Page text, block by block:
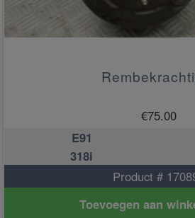
€75.00
E91
318i
Product #
Toevoegen aan